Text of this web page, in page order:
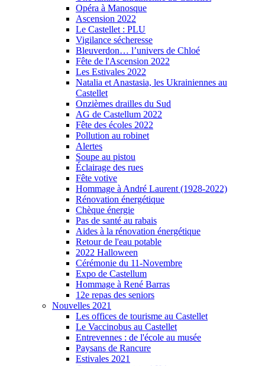
Opéra à Manosque
Ascension 2022
Le Castellet : PLU
Vigilance sécheresse
Bleuverdon… l’univers de Chloé
Fête de l'Ascension 2022
Les Estivales 2022
Natalia et Anastasia, les Ukrainiennes au
Castellet
Onzièmes drailles du Sud
AG de Castellum 2022
Fête des écoles 2022
Pollution au robinet
Alertes
Soupe au pistou
Éclairage des rues
Fête votive
Hommage à André Laurent (1928-2022)
Rénovation énergétique
Chèque énergie
Pas de santé au rabais
Aides à la rénovation énergétique
Retour de l'eau potable
2022 Halloween
Cérémonie du 11-Novembre
Expo de Castellum
Hommage à René Barras
12e repas des seniors
Nouvelles 2021
Les offices de tourisme au Castellet
Le Vaccinobus au Castellet
Entrevennes : de l'école au musée
Paysans de Rancure
Estivales 2021